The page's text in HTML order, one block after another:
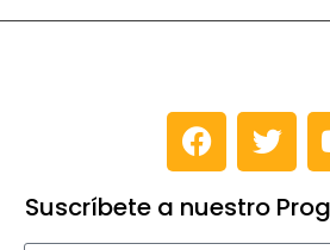
Suscríbete a nuestro